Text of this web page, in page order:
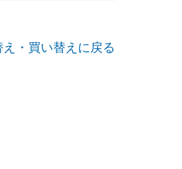
・買い替えに戻る